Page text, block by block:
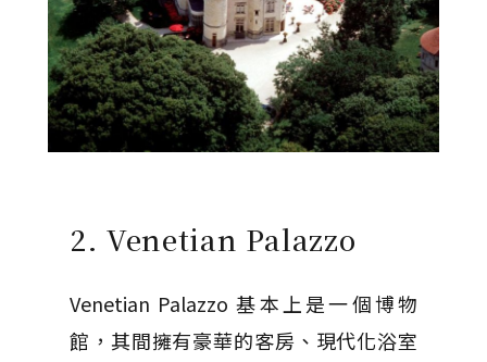
2. Venetian Palazzo
Venetian Palazzo 基本上是一個博物
館，其間擁有豪華的客房、現代化浴室